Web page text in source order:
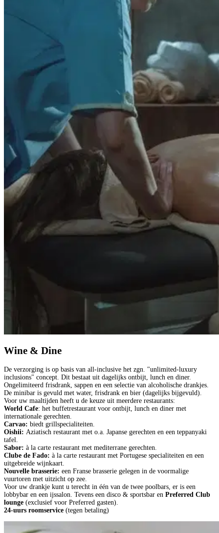
Wine & Dine
De verzorging is op basis van all-inclusive het zgn. "unlimited-luxury
inclusions" concept. Dit bestaat uit dagelijks ontbijt, lunch en diner.
Ongelimiteerd frisdrank, sappen en een selectie van alcoholische drankjes.
De minibar is gevuld met water, frisdrank en bier (dagelijks bijgevuld).
Voor uw maaltijden heeft u de keuze uit meerdere restaurants:
World Cafe: het buffetrestaurant voor ontbijt, lunch en diner met
internationale gerechten.
Carvao: biedt grillspecialiteiten.
Oishii: Aziatisch restaurant met o.a. Japanse gerechten en een teppanyaki
tafel.
Sabor: à la carte restaurant met mediterrane gerechten.
Clube de Fado: à la carte restaurant met Portugese specialiteiten en een
uitgebreide wijnkaart.
Nouvelle brasserie: een Franse brasserie gelegen in de voormalige
vuurtoren met uitzicht op zee.
Voor uw drankje kunt u terecht in één van de twee poolbars, er is een
lobbybar en een ijssalon. Tevens een disco & sportsbar en Preferred Club
lounge (exclusief voor Preferred gasten).
24-uurs roomservice (tegen betaling)